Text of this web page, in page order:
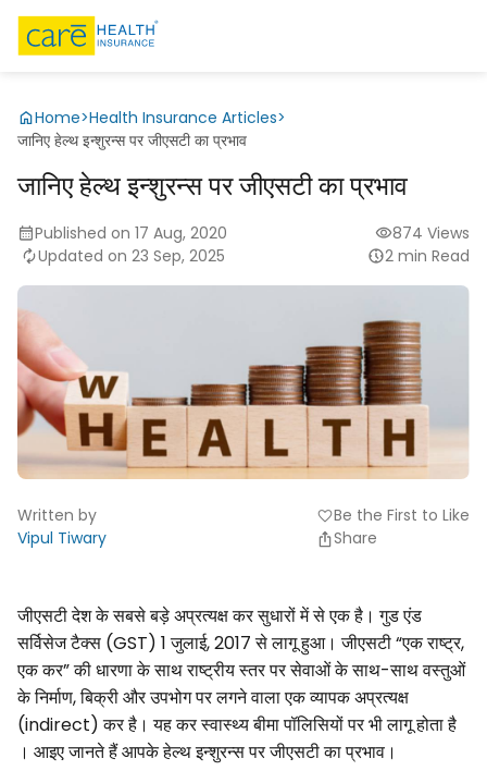
Home>Health Insurance Articles>
जानिए हेल्थ इन्शुरन्स पर जीएसटी का प्रभाव
जानिए हेल्थ इन्शुरन्स पर जीएसटी का प्रभाव
Published on 17 Aug, 2020
Updated on 23 Sep, 2025
874 Views
2 min Read
Written by
Vipul Tiwary
favoriteBe the First to Like
Share
जीएसटी देश के सबसे बड़े अप्रत्यक्ष कर सुधारों में से एक है। गुड एंड
सर्विसेज टैक्स (GST) 1 जुलाई, 2017 से लागू हुआ। जीएसटी “एक राष्ट्र,
एक कर” की धारणा के साथ राष्ट्रीय स्तर पर सेवाओं के साथ-साथ वस्तुओं
के निर्माण, बिक्री और उपभोग पर लगने वाला एक व्यापक अप्रत्यक्ष
(indirect) कर है। यह कर स्वास्थ्य बीमा पॉलिसियों पर भी लागू होता है
। आइए जानते हैं आपके हेल्थ इन्शुरन्स पर जीएसटी का प्रभाव।